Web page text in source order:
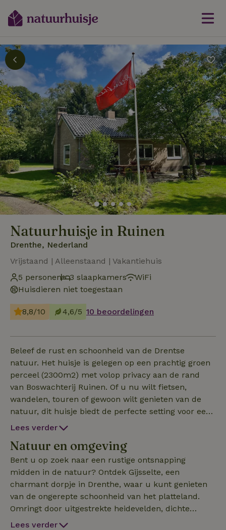
Natuurhuisje in Ruinen
Drenthe, Nederland
Vrijstaand | Alleenstaand | Vakantiehuis
5 personen
3 slaapkamers
WiFi
Huisdieren niet toegestaan
8,8/10 4,6/5 10 beoordelingen
Beleef de rust en schoonheid van de Drentse
natuur. Het huisje is gelegen op een prachtig groen
perceel (2300m2) met volop privacy aan de rand
van Boswachterij Ruinen. Of u nu wilt fietsen,
wandelen, touren of gewoon wilt genieten van de
natuur, dit huisje biedt de perfecte setting voor een
ontspannen verblijf. Ook geschikt voor gezinnen.
Kinderbedje, bad en stoel aanwezig en vele
(kindvriendelijke) activiteiten in de buurt.
Lees verder
Natuur en omgeving
Bent u op zoek naar een rustige ontsnapping
midden in de natuur? Ontdek Gijsselte, een
charmant dorpje in Drenthe, waar u kunt genieten
van de ongerepte schoonheid van het platteland.
Omringt door uitgestrekte heidevelden, dichte
bossen en schilderachtige weilanden, biedt Gijsselte
Lees verder